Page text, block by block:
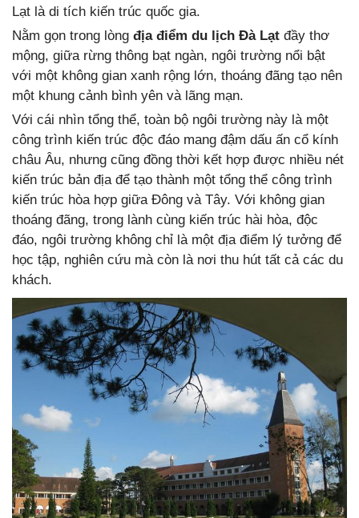
Lạt là di tích kiến trúc quốc gia.
Nằm gọn trong lòng địa điểm du lịch Đà Lạt đầy thơ
mộng, giữa rừng thông bạt ngàn, ngôi trường nổi bật
với một không gian xanh rộng lớn, thoáng đãng tạo nên
một khung cảnh bình yên và lãng mạn.
Với cái nhìn tổng thể, toàn bộ ngôi trường này là một
công trình kiến trúc độc đáo mang đậm dấu ấn cổ kính
châu Âu, nhưng cũng đồng thời kết hợp được nhiều nét
kiến trúc bản địa để tạo thành một tổng thể công trình
kiến trúc hòa hợp giữa Đông và Tây. Với không gian
thoáng đãng, trong lành cùng kiến trúc hài hòa, độc
đáo, ngôi trường không chỉ là một địa điểm lý tưởng để
học tập, nghiên cứu mà còn là nơi thu hút tất cả các du
khách.